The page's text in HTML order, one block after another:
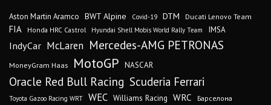
Aston Martin Aramco BWT Alpine Covid-19 DTM Ducati Lenovo Team
FIA Honda HRC Castrol Hyundai Shell Mobis World Rally Team IMSA
IndyCar McLaren Mercedes-AMG PETRONAS
MoneyGram Haas MotoGP NASCAR
Oracle Red Bull Racing Scuderia Ferrari
Toyota Gazoo Racing WRT WEC Williams Racing WRC
Барселона